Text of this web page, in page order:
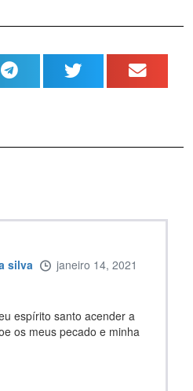
silva janeiro 14, 2021
espírito santo acender a
os meus pecado e minha